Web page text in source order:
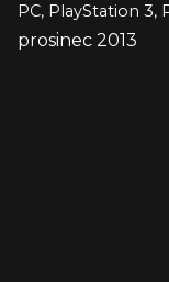
PC, PlayStation 3,
prosinec 2013